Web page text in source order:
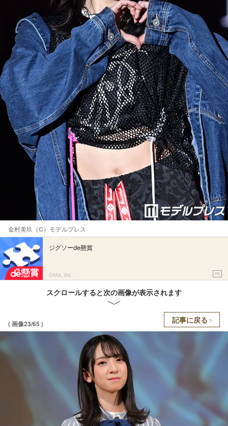
金村美玖（C）モデルプレス
ジグソーde懸賞
Ohte, Inc. PR
スクロールすると次の画像が表示されます
( 画像23/65 ) 記事に戻る